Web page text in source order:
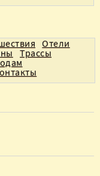
Отели
Трассы